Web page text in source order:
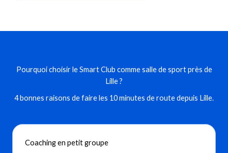
Pourquoi choisir le Smart Club comme salle de sport près de
Lille ?
4 bonnes raisons de faire les 10 minutes de route depuis Lille.
Coaching en petit groupe